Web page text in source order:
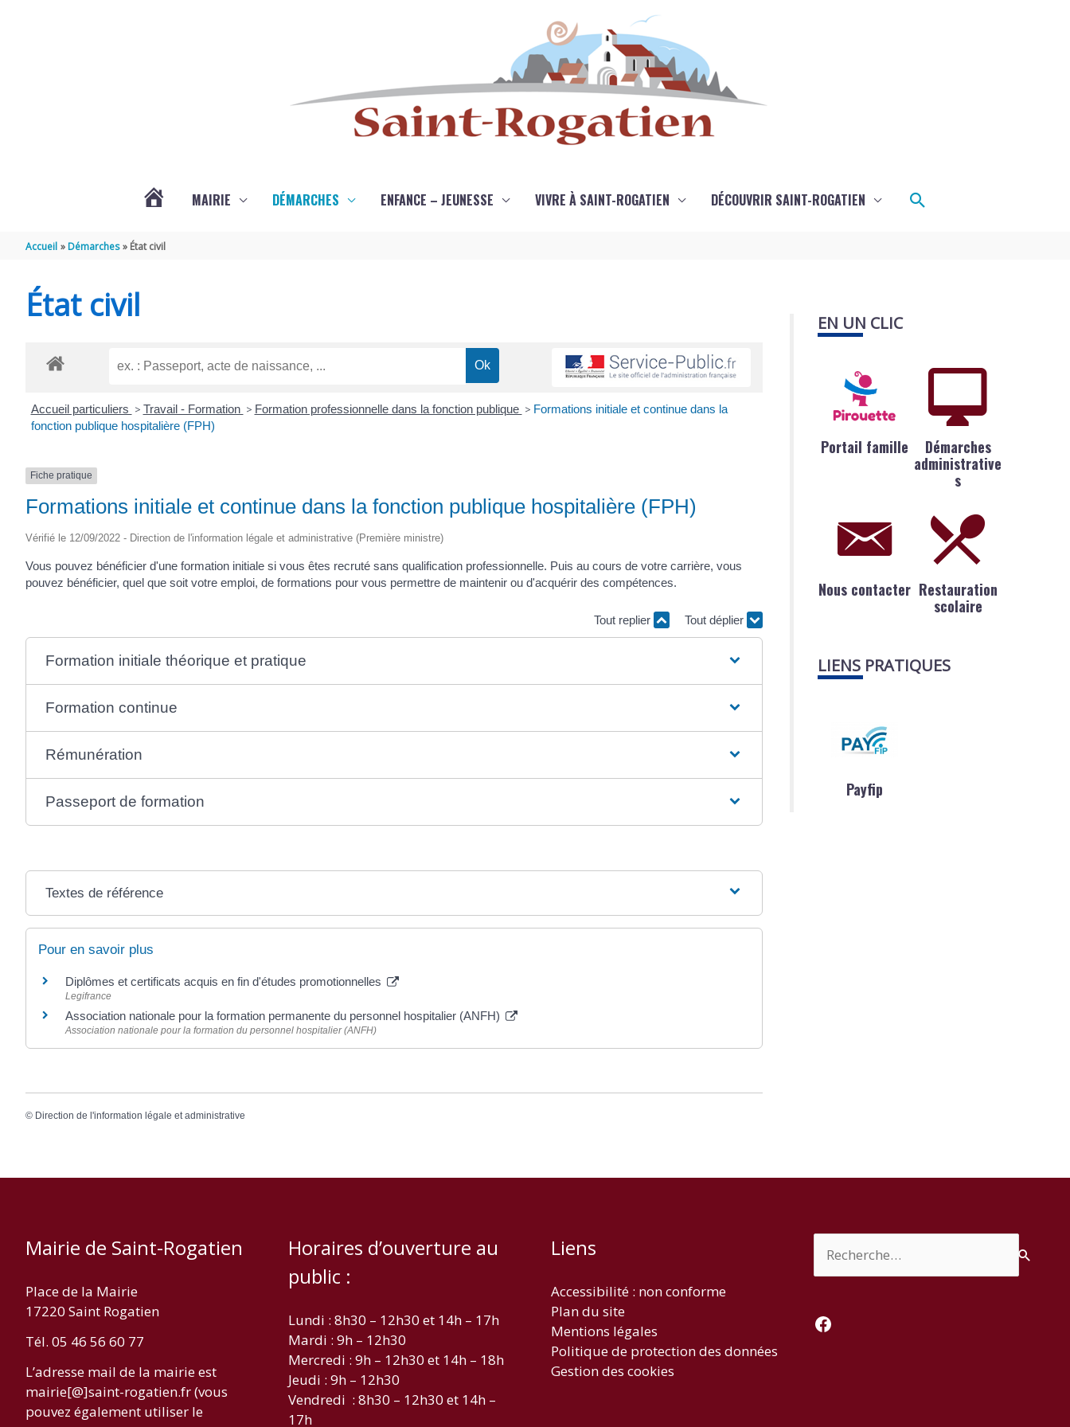
ROGATIEN
MAIRIE DÉMARCHES ENFANCE – JEUNESSE VIVRE À SAINT-ROGATIEN DÉCOUVRIR SAINT-ROGATIEN Rechercher
Accueil Démarches État civil
État civil
Accueil particuliers > Travail - Formation > Formation professionnelle dans la fonction publique > Formations initiale et continue dans la
fonction publique hospitalière (FPH)
Fiche pratique
Formations initiale et continue dans la fonction publique hospitalière (FPH)
Vérifié le 12/09/2022 - Direction de l'information légale et administrative (Première ministre)
Vous pouvez bénéficier d'une formation initiale si vous êtes recruté sans qualification professionnelle. Puis au cours de votre carrière, vous
pouvez bénéficier, quel que soit votre emploi, de formations pour vous permettre de maintenir ou d'acquérir des compétences.
Tout replier Tout déplier
Formation initiale théorique et pratique
Formation continue
Rémunération
Passeport de formation
Textes de référence
Pour en savoir plus
Diplômes et certificats acquis en fin d'études promotionnelles
Legifrance
Association nationale pour la formation permanente du personnel hospitalier (ANFH)
Association nationale pour la formation du personnel hospitalier (ANFH)
© Direction de l'information légale et administrative
EN UN CLIC
Portail famille
Démarches
administrative
s
Nous contacter Restauration
scolaire
LIENS PRATIQUES
Payfip
Mairie de Saint-Rogatien
Place de la Mairie
17220 Saint Rogatien
Tél. 05 46 56 60 77
L’adresse mail de la mairie est
mairie[@]saint-rogatien.fr (vous
pouvez également utiliser le
Horaires d’ouverture au
public :
Lundi : 8h30 – 12h30 et 14h – 17h
Mardi : 9h – 12h30
Mercredi : 9h – 12h30 et 14h – 18h
Jeudi : 9h – 12h30
Vendredi : 8h30 – 12h30 et 14h –
17h
Liens
Accessibilité : non conforme
Plan du site
Mentions légales
Politique de protection des données
Gestion des cookies
Facebook